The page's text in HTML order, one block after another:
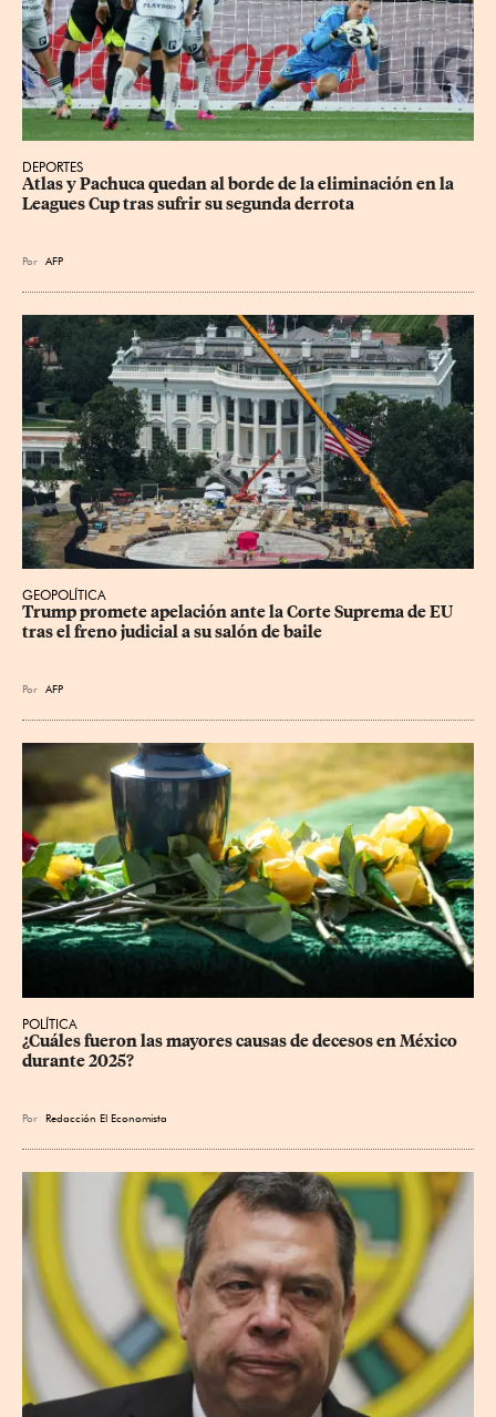
DEPORTES
Atlas y Pachuca quedan al borde de la eliminación en la
Leagues Cup tras sufrir su segunda derrota
Por AFP
GEOPOLÍTICA
Trump promete apelación ante la Corte Suprema de EU
tras el freno judicial a su salón de baile
Por AFP
POLÍTICA
¿Cuáles fueron las mayores causas de decesos en México
durante 2025?
Por Redacción El Economista